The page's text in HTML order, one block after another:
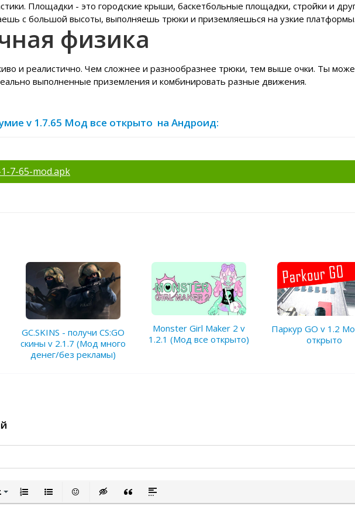
Площадки - это городские крыши, баскетбольные площадки, стройки и
с большой высоты, выполняешь трюки и приземляешься на узкие платформы.
физика
и реалистично. Чем сложнее и разнообразнее трюки, тем выше очки. Ты
выполненные приземления и комбинировать разные движения.
v 1.7.65 Мод все открыто на Андроид:
7-65-mod.apk
GC.SKINS - получи CS:GO
скины v 2.1.7 (Мод много
денег/без рекламы)
Monster Girl Maker 2 v
1.2.1 (Мод все открыто)
Паркур GO v 1.2
открыто
Нумерованный список
Маркированный список
Вставить смайлик
Вставка скрытого текста
Вставка цитаты
Вставка спойлера